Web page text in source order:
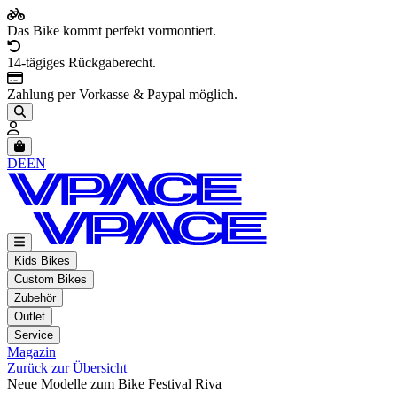
Das Bike kommt perfekt vormontiert.
14-tägiges Rückgaberecht.
Zahlung per Vorkasse & Paypal möglich.
Artikel im Warenkorb, Warenkorb anzeigen
DEEN
Kids Bikes
Custom Bikes
Zubehör
Outlet
Service
Magazin
Zurück zur Übersicht
Neue Modelle zum Bike Festival Riva